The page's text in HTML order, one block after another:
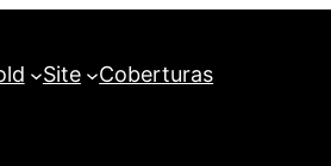
Site Coberturas